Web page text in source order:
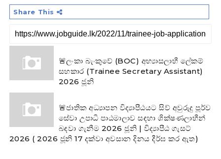
Share This
🚨ලංකා බැංකුවේ (BOC) අභ්‍යාසලාභී ලේකම්
සහකාර (Trainee Secretary Assistant)
2026 ජූනි
🚨ජාතික අධ්‍යාපන විද්‍යාපීඨයට සිව් අවුරුදු පූර්ව
සේවා උපාධි පාඨමාලාව සඳහා ශික්ෂණලාභීන්
බඳවා ගැනීම 2026 ජූනි | විද්‍යාපීඨ ගැසට්
2026 ( 2026 ජූනි 17 දක්වා අවසාන දිනය දීර්ඝ කර ඇත)